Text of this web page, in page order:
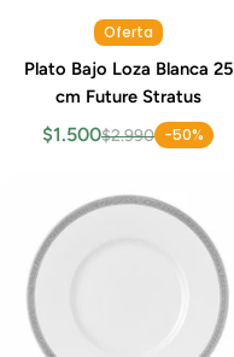
Oferta
Plato Bajo Loza Blanca 25
cm Future Stratus
$1.500$2.990 -50%